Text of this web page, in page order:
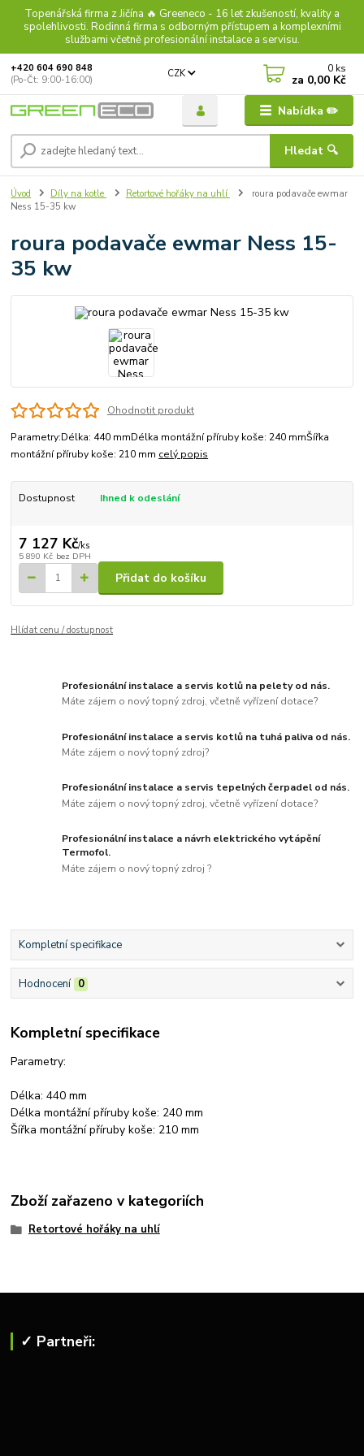
Topenářská firma z Jičína 🔥 Greeneco - 16 let zkušeností, kvality a
spolehlivosti. Rodinná firma s odborným přístupem a komplexními
službami včetně profesionální instalace a servisu.
Nabídka ✏️
CZK
Hledat 🔍
+420 604 690 848
(Po-Čt: 9:00-16:00)
0 ks
za 0,00 Kč
Úvod Díly na kotle Retortové hořáky na uhlí
roura podavače ewmar
Ness 15-35 kw
roura podavače ewmar Ness 15-
35 kw
Ohodnotit produkt
Parametry:Délka: 440 mmDélka montážní příruby koše: 240 mmŠířka
montážní příruby koše: 210 mm celý popis
Dostupnost Ihned k odeslání
7 127 Kč/ks
5 890 Kč bez DPH
Přidat do košíku
Hlídat cenu / dostupnost
Profesionální instalace a servis kotlů na pelety od nás.
Máte zájem o nový topný zdroj, včetně vyřízení dotace?
Profesionální instalace a servis kotlů na tuhá paliva od nás.
Máte zájem o nový topný zdroj?
Profesionální instalace a servis tepelných čerpadel od nás.
Máte zájem o nový topný zdroj, včetně vyřízení dotace?
Profesionální instalace a návrh elektrického vytápění
Termofol.
Máte zájem o nový topný zdroj ?
Kompletní specifikace
Hodnocení 0
Kompletní specifikace
Parametry:
Délka: 440 mm
Délka montážní příruby koše: 240 mm
Šířka montážní příruby koše: 210 mm
Zboží zařazeno v kategoriích
Retortové hořáky na uhlí
✓ Partneři: